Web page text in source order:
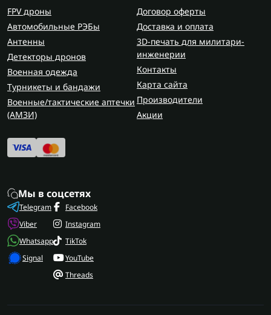
FPV дроны
Автомобильные РЭБы
Антенны
Детекторы дронов
Военная одежда
Турникеты и бандажи
Военные/тактические аптечки
(AMЗИ)
Договор оферты
Доставка и оплата
3D-печать для милитари-
инженерии
Контакты
Карта сайта
Производители
Акции
Мы в соцсетях
Telegram
Viber
Whatsapp
Signal
Facebook
Instagram
TikTok
YouTube
Threads